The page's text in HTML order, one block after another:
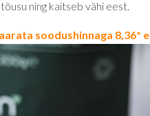
ning kaitseb vähi eest.
soodushinnaga 8,36*